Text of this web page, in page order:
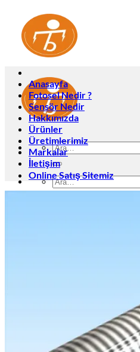
Ara:
Ara:
Anasayfa
Fotosel Nedir ?
Sensör Nedir
Hakkımızda
Ürünler
Üretimlerimiz
Markalar
İletişim
Online Satış Sitemiz